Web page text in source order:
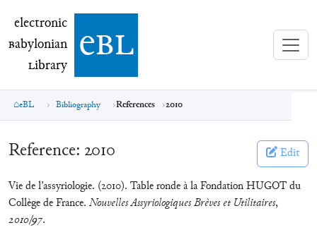
electronic Babylonian Library (eBL)
electronic
Babylonian
Library ebl
eBL Bibliography References 2010
Reference: 2010 Edit
Vie de l’assyriologie. (2010). Table ronde à la Fondation HUGOT du
Collège de France. Nouvelles Assyriologiques Brèves et Utilitaires,
2010/97.